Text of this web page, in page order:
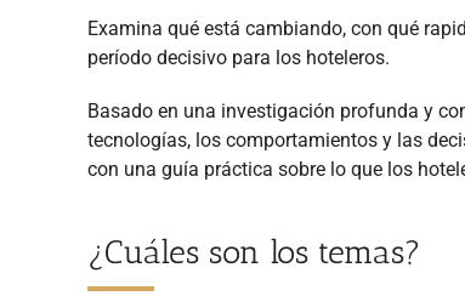
Examina qué está cambiando, con qué
período decisivo para los hoteleros.
Basado en una investigación profunda y
tecnologías, los comportamientos y las
con una guía práctica sobre lo que los
¿Cuáles son los temas?